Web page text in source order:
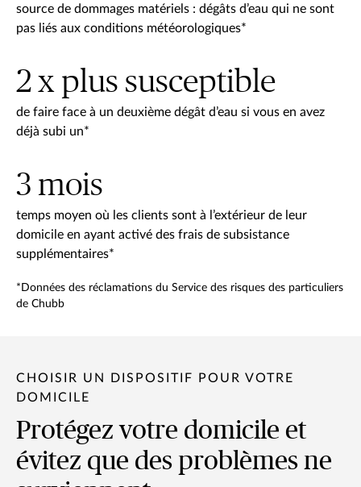
source de dommages matériels : dégâts d’eau qui ne sont
pas liés aux conditions météorologiques*
2 x plus susceptible
de faire face à un deuxième dégât d’eau si vous en avez
déjà subi un*
3 mois
temps moyen où les clients sont à l’extérieur de leur
domicile en ayant activé des frais de subsistance
supplémentaires*
*Données des réclamations du Service des risques des particuliers
de Chubb
CHOISIR UN DISPOSITIF POUR VOTRE
DOMICILE
Protégez votre domicile et
évitez que des problèmes ne